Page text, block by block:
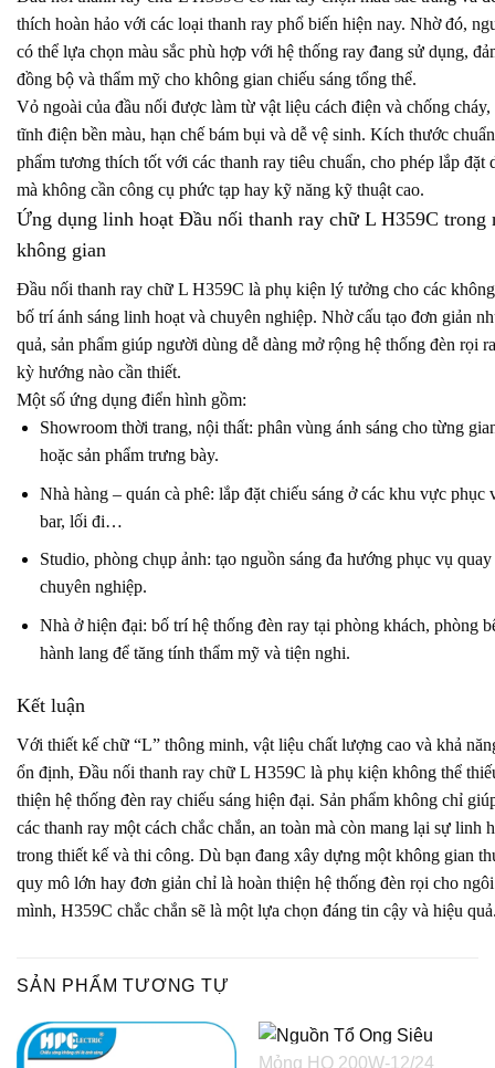
thích hoàn hảo với các loại thanh ray phổ biến hiện nay. Nhờ đó,
có thể lựa chọn màu sắc phù hợp với hệ thống ray đang sử dụng,
đồng bộ và thẩm mỹ cho không gian chiếu sáng tổng thể.
Vỏ ngoài của đầu nối được làm từ vật liệu cách điện và chống cháy,
tĩnh điện bền màu, hạn chế bám bụi và dễ vệ sinh. Kích thước
phẩm tương thích tốt với các thanh ray tiêu chuẩn, cho phép lắp đặt
mà không cần công cụ phức tạp hay kỹ năng kỹ thuật cao.
Ứng dụng linh hoạt Đầu nối thanh ray chữ L H359C trong
không gian
Đầu nối thanh ray chữ L H359C là phụ kiện lý tưởng cho các
bố trí ánh sáng linh hoạt và chuyên nghiệp. Nhờ cấu tạo đơn giản
quả, sản phẩm giúp người dùng dễ dàng mở rộng hệ thống đèn rọi
kỳ hướng nào cần thiết.
Một số ứng dụng điển hình gồm:
Showroom thời trang, nội thất: phân vùng ánh sáng cho từng
hoặc sản phẩm trưng bày.
Nhà hàng – quán cà phê: lắp đặt chiếu sáng ở các khu vực phục
bar, lối đi…
Studio, phòng chụp ảnh: tạo nguồn sáng đa hướng phục vụ
chuyên nghiệp.
Nhà ở hiện đại: bố trí hệ thống đèn ray tại phòng khách, phòng
hành lang để tăng tính thẩm mỹ và tiện nghi.
Kết luận
Với thiết kế chữ “L” thông minh, vật liệu chất lượng cao và khả
ổn định, Đầu nối thanh ray chữ L H359C là phụ kiện không thể
thiện hệ thống đèn ray chiếu sáng hiện đại. Sản phẩm không chỉ
các thanh ray một cách chắc chắn, an toàn mà còn mang lại sự linh
trong thiết kế và thi công. Dù bạn đang xây dựng một không gian
quy mô lớn hay đơn giản chỉ là hoàn thiện hệ thống đèn rọi cho
mình, H359C chắc chắn sẽ là một lựa chọn đáng tin cậy và hiệu
SẢN PHẨM TƯƠNG TỰ